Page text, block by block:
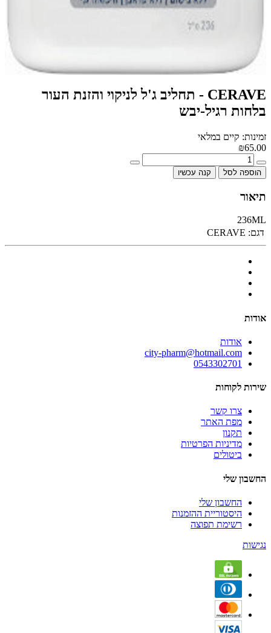
CERAVE - תחליב ג'ל לניקוי והזנת העור
בלחות רגיל-יבש
זמינות: קיים במלאי
₪65.00
הוספה לסל קנה עכשיו
תיאור
236ML
דגם: CERAVE
אודות
אודות
city-pharm@hotmail.com
0543302701
שירות לקוחות
צרו קשר
מפת האתר
תקנון
מדיניות הפרטיות
ביטולים
החשבון שלי
החשבון שלי
היסטוריית ההזמנות
רשימת תפוצה
נגישות